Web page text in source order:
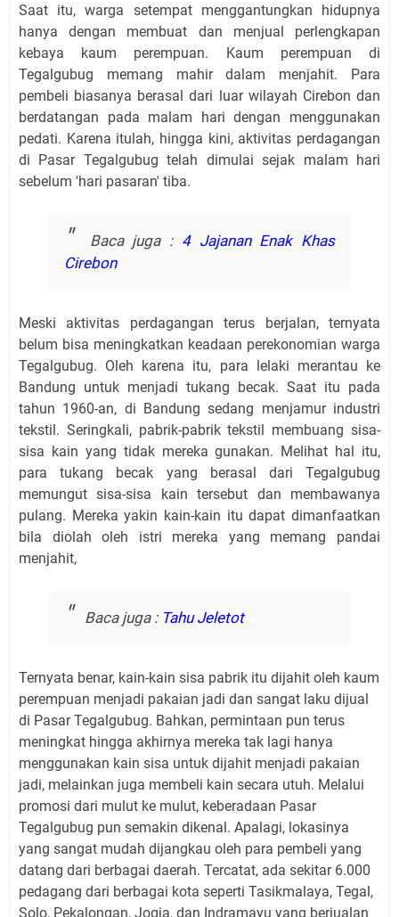
Saat itu, warga setempat menggantungkan hidupnya
hanya dengan membuat dan menjual perlengkapan
kebaya kaum perempuan. Kaum perempuan di
Tegalgubug memang mahir dalam menjahit. Para
pembeli biasanya berasal dari luar wilayah Cirebon dan
berdatangan pada malam hari dengan menggunakan
pedati. Karena itulah, hingga kini, aktivitas perdagangan
di Pasar Tegalgubug telah dimulai sejak malam hari
sebelum 'hari pasaran' tiba.
Baca juga : 4 Jajanan Enak Khas
Cirebon
Meski aktivitas perdagangan terus berjalan, ternyata
belum bisa meningkatkan keadaan perekonomian warga
Tegalgubug. Oleh karena itu, para lelaki merantau ke
Bandung untuk menjadi tukang becak. Saat itu pada
tahun 1960-an, di Bandung sedang menjamur industri
tekstil. Seringkali, pabrik-pabrik tekstil membuang sisa-
sisa kain yang tidak mereka gunakan. Melihat hal itu,
para tukang becak yang berasal dari Tegalgubug
memungut sisa-sisa kain tersebut dan membawanya
pulang. Mereka yakin kain-kain itu dapat dimanfaatkan
bila diolah oleh istri mereka yang memang pandai
menjahit,
Baca juga : Tahu Jeletot
Ternyata benar, kain-kain sisa pabrik itu dijahit oleh kaum
perempuan menjadi pakaian jadi dan sangat laku dijual
di Pasar Tegalgubug. Bahkan, permintaan pun terus
meningkat hingga akhirnya mereka tak lagi hanya
menggunakan kain sisa untuk dijahit menjadi pakaian
jadi, melainkan juga membeli kain secara utuh. Melalui
promosi dari mulut ke mulut, keberadaan Pasar
Tegalgubug pun semakin dikenal. Apalagi, lokasinya
yang sangat mudah dijangkau oleh para pembeli yang
datang dari berbagai daerah. Tercatat, ada sekitar 6.000
pedagang dari berbagai kota seperti Tasikmalaya, Tegal,
Solo, Pekalongan, Jogja, dan Indramayu yang berjualan